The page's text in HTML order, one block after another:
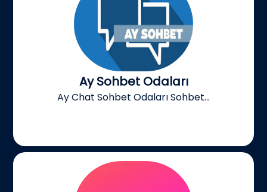
Ay Sohbet Odaları
Ay Chat Sohbet Odaları Sohbet...